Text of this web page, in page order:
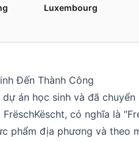
Luxembourg
Đến Thành Công
án học sinh và đã
có nghĩa là
phẩm địa phương và theo